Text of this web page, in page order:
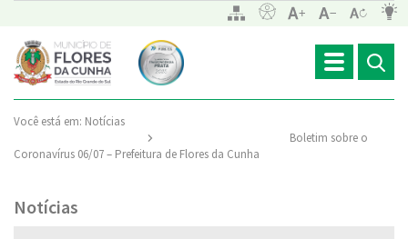
Toggle
navigation
Você está em: Notícias
Boletim sobre o
Coronavírus 06/07 – Prefeitura de Flores da Cunha
Notícias